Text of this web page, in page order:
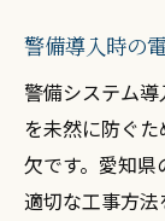
警備導入時の
警備システム
を未然に防ぐ
欠です。愛知県
適切な工事方